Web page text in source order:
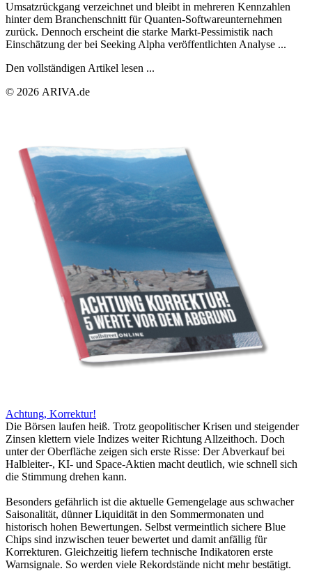
Umsatzrückgang verzeichnet und bleibt in mehreren Kennzahlen
hinter dem Branchenschnitt für Quanten-Softwareunternehmen
zurück. Dennoch erscheint die starke Markt-Pessimistik nach
Einschätzung der bei Seeking Alpha veröffentlichten Analyse ...
Den vollständigen Artikel lesen ...
© 2026 ARIVA.de
Achtung, Korrektur!
Die Börsen laufen heiß. Trotz geopolitischer Krisen und steigender
Zinsen klettern viele Indizes weiter Richtung Allzeithoch. Doch
unter der Oberfläche zeigen sich erste Risse: Der Abverkauf bei
Halbleiter-, KI- und Space-Aktien macht deutlich, wie schnell sich
die Stimmung drehen kann.
Besonders gefährlich ist die aktuelle Gemengelage aus schwacher
Saisonalität, dünner Liquidität in den Sommermonaten und
historisch hohen Bewertungen. Selbst vermeintlich sichere Blue
Chips sind inzwischen teuer bewertet und damit anfällig für
Korrekturen. Gleichzeitig liefern technische Indikatoren erste
Warnsignale. So werden viele Rekordstände nicht mehr bestätigt.